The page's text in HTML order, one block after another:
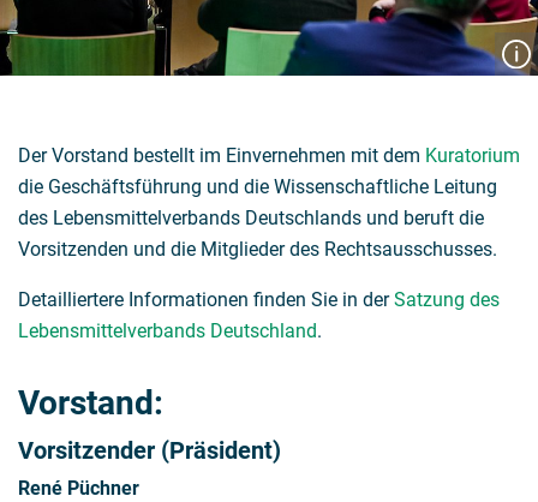
Der Vorstand bestellt im Einvernehmen mit dem Kuratorium
die Geschäftsführung und die Wissenschaftliche Leitung
des Lebensmittelverbands Deutschlands und beruft die
Vorsitzenden und die Mitglieder des Rechtsausschusses.
Detailliertere Informationen finden Sie in derSatzung des
Lebensmittelverbands Deutschland.
Vorstand:
Vorsitzender (Präsident)
René Püchner